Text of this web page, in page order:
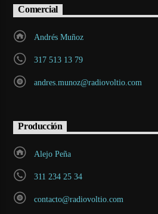
Comercial
Andrés Muñoz
317 513 13 79
andres.munoz@radiovoltio.com
Producción
Alejo Peña
311 234 25 34
contacto@radiovoltio.com